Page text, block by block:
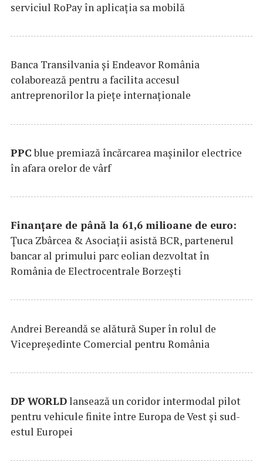
serviciul RoPay în aplicaţia sa mobilă
Banca Transilvania şi Endeavor România
colaborează pentru a facilita accesul
antreprenorilor la pieţe internaţionale
PPCblue premiază încărcarea maşinilor electrice
în afara orelor de vârf
Finanțare de până la 61,6 milioane de euro:
Țuca Zbârcea & Asociații asistă BCR, partenerul
bancar al primului parc eolian dezvoltat în
România de Electrocentrale Borzești
Andrei Bereandă se alătură Super în rolul de
Vicepreședinte Comercial pentru România
DP WORLDlansează un coridor intermodal pilot
pentru vehicule finite între Europa de Vest și sud-
estul Europei